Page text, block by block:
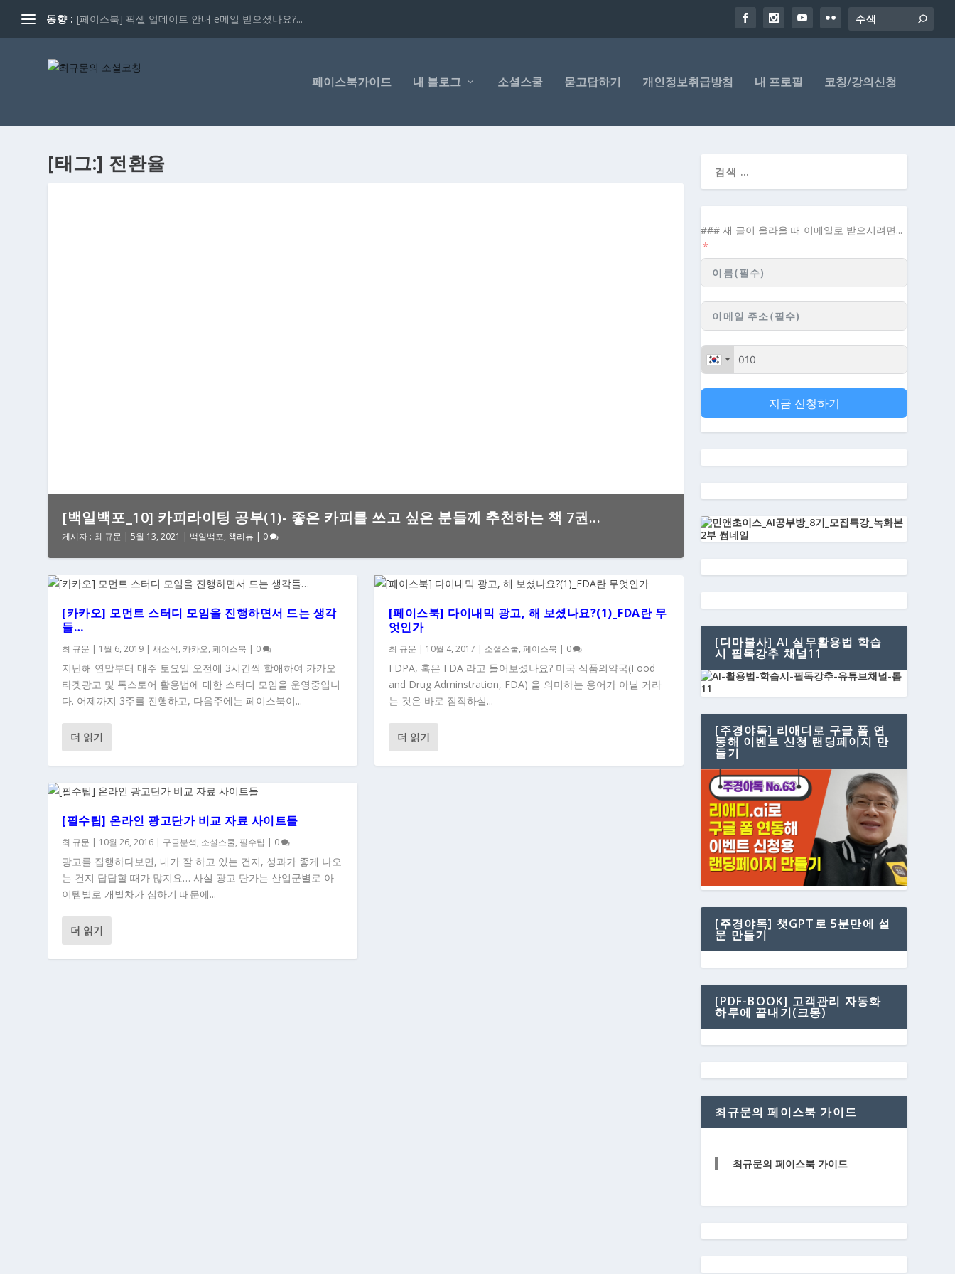
동향 : [페이스북] 픽셀 업데이트 안내 e메일 받으셨나요?...
페이스북가이드 내 블로그 소셜스쿨 묻고답하기 개인정보취급방침 내 프로필 코칭/강의신청
[태그:] 전환율
[백일백포_10] 카피라이팅 공부(1)- 좋은 카피를 쓰고 싶은 분들께 추천하는 책 7권...
게시자 : 최 규문 |5월 13, 2021 | 백일백포, 책리뷰 | 0
[카카오] 모먼트 스터디 모임을 진행하면서 드는 생각
들…
최 규문 | 1월 6, 2019 |새소식, 카카오,페이스북 | 0
지난해 연말부터 매주 토요일 오전에 3시간씩 할애하여 카카오
타겟광고 및 톡스토어 활용법에 대한 스터디 모임을 운영중입니
다. 어제까지 3주를 진행하고, 다음주에는 페이스북이...
더 읽기
[필수팁] 온라인 광고단가 비교 자료 사이트들
최 규문 | 10월 26, 2016 | 구글분석, 소셜스쿨, 필수팁 | 0
광고를 집행하다보면, 내가 잘 하고 있는 건지, 성과가 좋게 나오
는 건지 답답할 때가 많지요… 사실 광고 단가는 산업군별로 아
이템별로 개별차가 심하기 때문에...
더 읽기
[페이스북] 다이내믹 광고, 해 보셨나요?(1)_FDA란 무
엇인가
최 규문 | 10월 4, 2017 | 소셜스쿨, 페이스북 | 0
FDPA, 혹은 FDA 라고 들어보셨나요? 미국 식품의약국(Food
and Drug Adminstration, FDA) 을 의미하는 용어가 아닐 거라
는 것은 바로 짐작하실...
더 읽기
### 새 글이 올라올 때 이메일로 받으시려면...
지금 신청하기
[디마불사] AI 실무활용법 학습
시 필독강추 채널11
[주경야독] 리애디로 구글 폼 연
동해 이벤트 신청 랜딩페이지 만
들기
[주경야독] 챗GPT로 5분만에 설
문 만들기
[PDF-BOOK] 고객관리 자동화
하루에 끝내기(크몽)
최규문의 페이스북 가이드
최규문의 페이스북 가이드